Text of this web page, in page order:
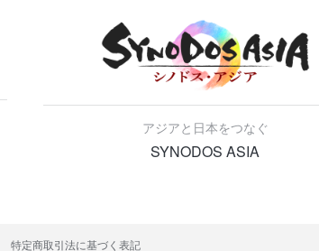
アジアと日本をつなぐ
SYNODOS ASIA
特定商取引法に基づく表記